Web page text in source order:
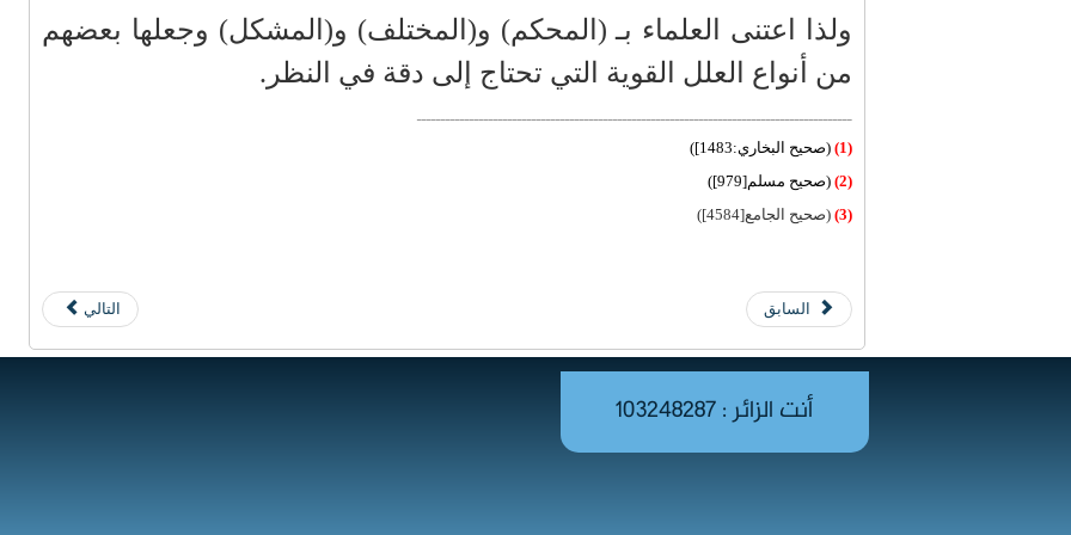
ولذا اعتنى العلماء بـ (المحكم) و(المختلف) و(المشكل) وجعلها بعضهم
من أنواع العلل القوية التي تحتاج إلى دقة في النظر.
ـــــــــــــــــــــــــــــــــــــــــــــــــــــــــــــــــــــــــــــــــــــــــــ
(1)
(صحيح البخاري:1483])
(2)
(صحيح مسلم[979])
(3)
(صحيح الجامع[4584])
السابق التالي
أنت الزائر : 103248287